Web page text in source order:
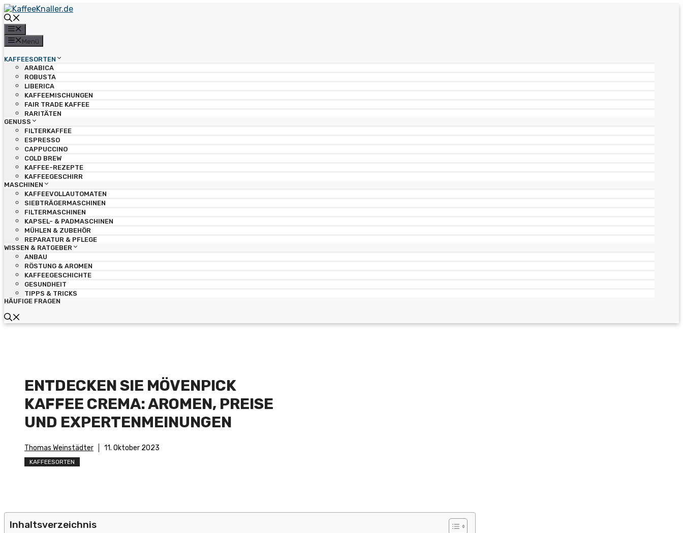
Zum
Inhalt
springen
Menü
KAFFEESORTEN
ARABICA
ROBUSTA
LIBERICA
KAFFEEMISCHUNGEN
FAIR TRADE KAFFEE
RARITÄTEN
GENUSS
FILTERKAFFEE
ESPRESSO
CAPPUCCINO
COLD BREW
KAFFEE-REZEPTE
KAFFEEGESCHIRR
MASCHINEN
KAFFEEVOLLAUTOMATEN
SIEBTRÄGERMASCHINEN
FILTERMASCHINEN
KAPSEL- & PADMASCHINEN
MÜHLEN & ZUBEHÖR
REPARATUR & PFLEGE
WISSEN & RATGEBER
ANBAU
RÖSTUNG & AROMEN
KAFFEEGESCHICHTE
GESUNDHEIT
TIPPS & TRICKS
HÄUFIGE FRAGEN
ENTDECKEN SIE MÖVENPICK
KAFFEE CREMA: AROMEN, PREISE
UND EXPERTENMEINUNGEN
Thomas Weinstädter 11. Oktober 2023
KAFFEESORTEN
Inhaltsverzeichnis